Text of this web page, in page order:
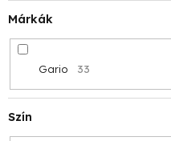
Márkák
Gario 33
Szín